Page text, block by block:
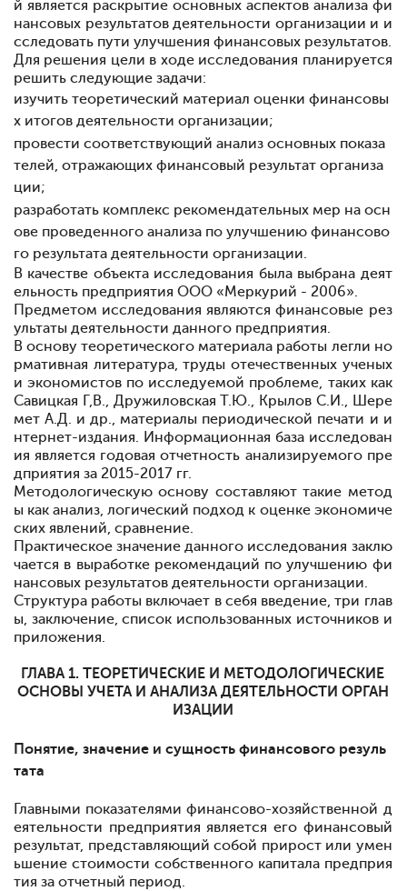
й является раскрытие основных аспектов анализа фи
нансовых результатов деятельности организации и и
сследовать пути улучшения финансовых результатов.
Для решения цели в ходе исследования планируется
решить следующие задачи:
изучить теоретический материал оценки финансовы
х итогов деятельности организации;
провести соответствующий анализ основных показа
телей, отражающих финансовый результат организа
ции;
разработать комплекс рекомендательных мер на осн
ове проведенного анализа по улучшению финансово
го результата деятельности организации.
В качестве объекта исследования была выбрана деят
ельность предприятия ООО «Меркурий - 2006».
Предметом исследования являются финансовые рез
ультаты деятельности данного предприятия.
В основу теоретического материала работы легли но
рмативная литература, труды отечественных ученых
и экономистов по исследуемой проблеме, таких как
Савицкая Г,В., Дружиловская Т.Ю., Крылов С.И., Шере
мет А.Д. и др., материалы периодической печати и и
нтернет-издания. Информационная база исследован
ия является годовая отчетность анализируемого пре
дприятия за 2015-2017 гг.
Методологическую основу составляют такие метод
ы как анализ, логический подход к оценке экономиче
ских явлений, сравнение.
Практическое значение данного исследования заклю
чается в выработке рекомендаций по улучшению фи
нансовых результатов деятельности организации.
Структура работы включает в себя введение, три глав
ы, заключение, список использованных источников и
приложения.
ГЛАВА 1. ТЕОРЕТИЧЕСКИЕ И МЕТОДОЛОГИЧЕСКИЕ
ОСНОВЫ УЧЕТА И АНАЛИЗА ДЕЯТЕЛЬНОСТИ ОРГАН
ИЗАЦИИ
Понятие, значение и сущность финансового резуль
тата
Главными показателями финансово-хозяйственной д
еятельности предприятия является его финансовый
результат, представляющий собой прирост или умен
ьшение стоимости собственного капитала предприя
тия за отчетный период.